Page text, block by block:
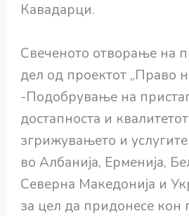
Кавадарци.
Свеченото отворање на
дел од проектот „Право
-Подобрување на
достапноста и
згрижувањето и
во Албанија, Ерменија,
Северна Македонија и
за цел да придонесе